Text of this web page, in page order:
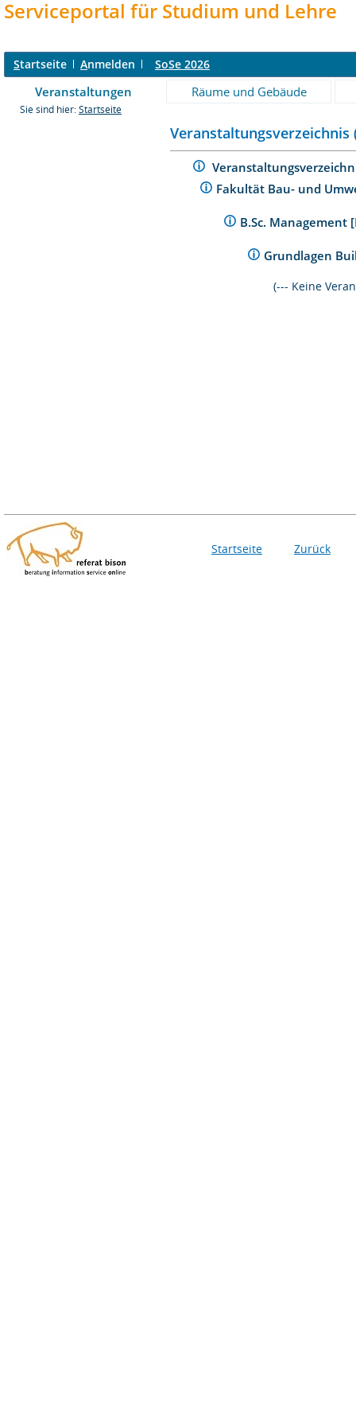
Serviceportal für Studium und Lehre
Startseite Anmelden SoSe 2026
Veranstaltungen Räume und Gebäude
Sie sind hier: Startseite
Veranstaltungsverzeichnis
Fakultät Bau- und
B.Sc.
Grundlagen
(--- Keine
Startseite Zurück